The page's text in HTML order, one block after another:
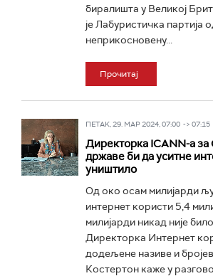
биралишта у Великој
је Лабуристичка партија
неприкосновену...
Прочитај
ПЕТАК, 29. МАР 2024, 07:00 -> 07:15
Директорка ICANN-а за
државе би да уситне
уништило
Oд око осам милијарди
интернет користи 5,4
милијарди никад није
Директорка Интернет
додељене називе и
Костертон каже у